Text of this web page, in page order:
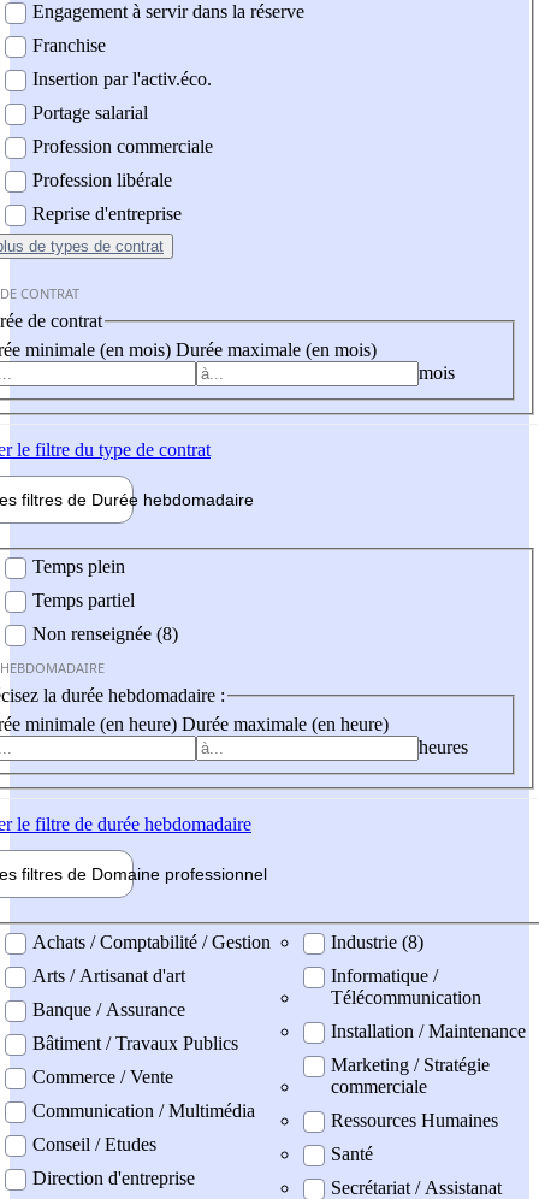
Engagement à servir dans la réserve
Franchise
Insertion par l'activ.éco.
Portage salarial
Profession commerciale
Profession libérale
Reprise d'entreprise
de types de contrat
CONTRAT
de contrat
minimale (en mois) Durée maximale (en mois)
mois
le filtre du type de contrat
filtres de Durée hebdomadaire
Temps plein
Temps partiel
Non renseignée (8)
la durée hebdomadaire :
minimale (en heure) Durée maximale (en heure)
heures
le filtre de durée hebdomadaire
filtres de Domaine professionnel
professionel
Achats / Comptabilité / Gestion
Arts / Artisanat d'art
Banque / Assurance
Bâtiment / Travaux Publics
Commerce / Vente
Communication / Multimédia
Conseil / Etudes
Direction d'entreprise
Industrie (8)
Informatique /
Télécommunication
Installation / Maintenance
Marketing / Stratégie
commerciale
Ressources Humaines
Santé
Secrétariat / Assistanat